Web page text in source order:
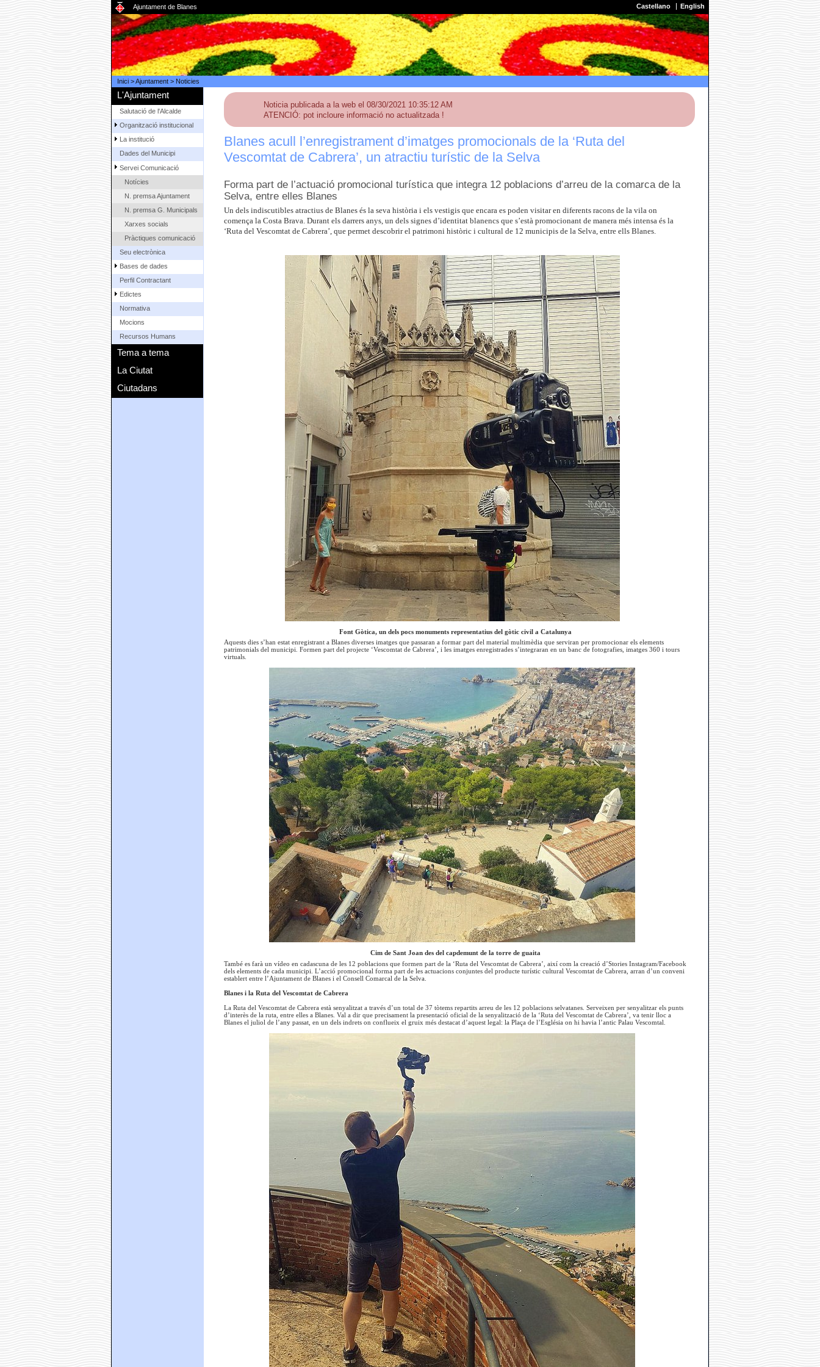
Ajuntament de Blanes Castellano English
Inici>Ajuntament> Noticies
L'Ajuntament
Salutació de l'Alcalde
Organització institucional
La institució
Dades del Municipi
Servei Comunicació
Notícies
N. premsa Ajuntament
N. premsa G. Municipals
Xarxes socials
Pràctiques comunicació
Seu electrònica
Bases de dades
Perfil Contractant
Edictes
Normativa
Mocions
Recursos Humans
Tema a tema
La Ciutat
Ciutadans
Noticia publicada a la web el 08/30/2021 10:35:12 AM
ATENCIÓ: pot incloure informació no actualitzada !
Blanes acull l’enregistrament d’imatges promocionals de la ‘Ruta del
Vescomtat de Cabrera’, un atractiu turístic de la Selva
Forma part de l’actuació promocional turística que integra 12 poblacions d’arreu de la comarca de la
Selva, entre elles Blanes
Un dels indiscutibles atractius de Blanes és la seva història i els vestigis que encara es poden visitar en diferents racons de la vila on
comença la Costa Brava. Durant els darrers anys, un dels signes d’identitat blanencs que s’està promocionant de manera més intensa és la
‘Ruta del Vescomtat de Cabrera’, que permet descobrir el patrimoni històric i cultural de 12 municipis de la Selva, entre ells Blanes.
Font Gòtica, un dels pocs monuments representatius del gòtic civil a Catalunya
Aquests dies s’han estat enregistrant a Blanes diverses imatges que passaran a formar part del material multimèdia que serviran per promocionar els elements
patrimonials del municipi. Formen part del projecte ‘Vescomtat de Cabrera’, i les imatges enregistrades s’integraran en un banc de fotografies, imatges 360 i tours
virtuals.
Cim de Sant Joan des del capdemunt de la torre de guaita
També es farà un vídeo en cadascuna de les 12 poblacions que formen part de la ‘Ruta del Vescomtat de Cabrera’, així com la creació d’Stories Instagram/Facebook
dels elements de cada municipi. L’acció promocional forma part de les actuacions conjuntes del producte turístic cultural Vescomtat de Cabrera, arran d’un conveni
establert entre l’Ajuntament de Blanes i el Consell Comarcal de la Selva.
Blanes i la Ruta del Vescomtat de Cabrera
La Ruta del Vescomtat de Cabrera està senyalitzat a través d’un total de 37 tòtems repartits arreu de les 12 poblacions selvatanes. Serveixen per senyalitzar els punts
d’interès de la ruta, entre elles a Blanes. Val a dir que precisament la presentació oficial de la senyalització de la ‘Ruta del Vescomtat de Cabrera’, va tenir lloc a
Blanes el juliol de l’any passat, en un dels indrets on conflueix el gruix més destacat d’aquest legal: la Plaça de l’Església on hi havia l’antic Palau Vescomtal.